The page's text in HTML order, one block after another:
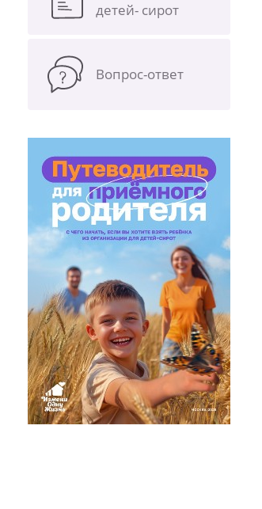
детей- сирот
Вопрос-ответ